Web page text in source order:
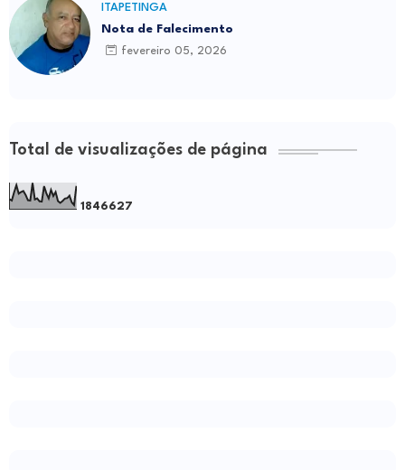
ITAPETINGA
Nota de Falecimento
fevereiro 05, 2026
Total de visualizações de página
1 846627